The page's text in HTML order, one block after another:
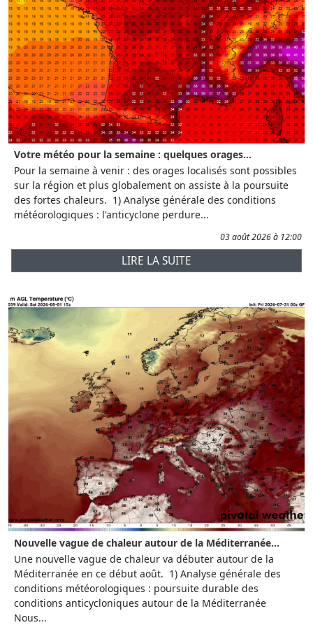
Votre météo pour la semaine : quelques orages...
Pour la semaine à venir : des orages localisés sont possibles
sur la région et plus globalement on assiste à la poursuite
des fortes chaleurs. 1) Analyse générale des conditions
météorologiques : l'anticyclone perdure...
03 août 2026 à 12:00
LIRE LA SUITE
Nouvelle vague de chaleur autour de la Méditerranée...
Une nouvelle vague de chaleur va débuter autour de la
Méditerranée en ce début août. 1) Analyse générale des
conditions météorologiques : poursuite durable des
conditions anticycloniques autour de la Méditerranée
Nous...